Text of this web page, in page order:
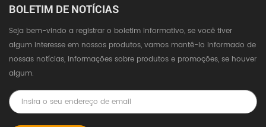
BOLETIM DE NOTÍCIAS
Seja bem-vindo a registrar o boletim informativo, se você tiver
algum interesse em nossos produtos, vamos mantê-lo informado de
nossas notícias, informações sobre produtos e promoções, se houver
algum.